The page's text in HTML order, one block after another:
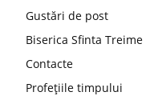
Gustări de post
Biserica Sfinta Treime
Contacte
Profețiile timpului